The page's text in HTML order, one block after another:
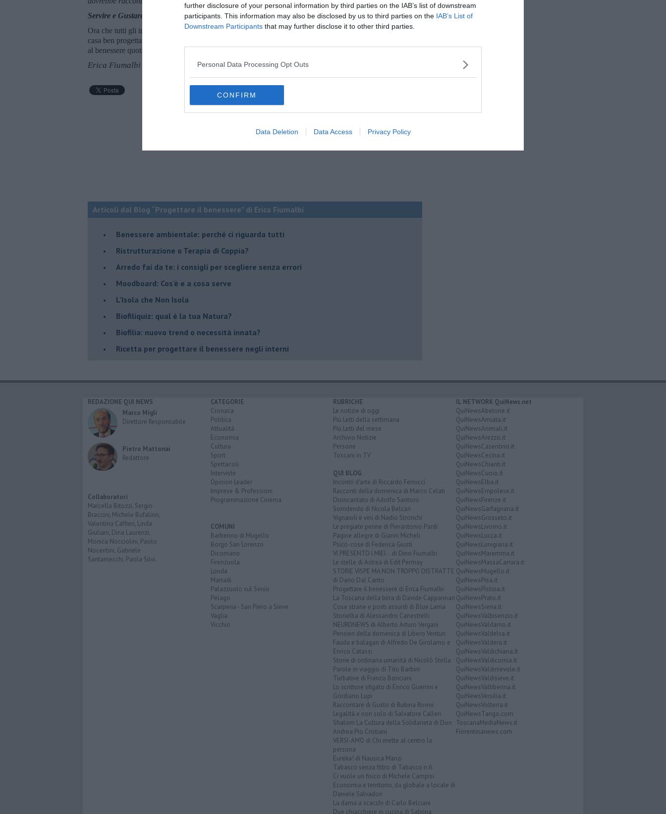
further disclosure of your personal information by third parties on the IAB’s list of downstream
participants. This information may also be disclosed by us to third parties on the IAB’s List of
Downstream Participants that may further disclose it to other third parties.
Personal Data Processing Opt Outs
CONFIRM
Data Deletion Data Access Privacy Policy
Servire e Gustare:
vivere la casa
Ora che tutti gli ingredienti sono stati aggiunti e miscelati con cura, è il momento di godersi il risultato. Una
casa ben progettata non è solo bella da vedere, ma anche funzionale e salutare. Ogni dettaglio contribuisce
al benessere quotidiano di chi la vive, creando un ambiente che nutre il corpo e la mente.
Erica Fiumalbi
Articoli dal Blog “Progettare il benessere” di Erica Fiumalbi
Benessere ambientale: perché ci riguarda tutti
Ristrutturazione o Terapia di Coppia?
​Arredo fai da te: i consigli per scegliere senza errori
Moodboard: Cos’è e a cosa serve
L’Isola che Non Isola
​Biofiliquiz: qual è la tua Natura?
​Biofilia: nuovo trend o necessità innata?
​Ricetta per progettare il benessere negli interni
REDAZIONE QUI NEWS
Marco Migli
Direttore Responsabile
Pietro Mattonai
Redattore
Collaboratori
Marcella Bitozzi, Sergio
Braccini, Michele Bufalino,
Valentina Caffieri, Linda
Giuliani, Dina Laurenzi,
Monica Nocciolini, Paolo
Nocentini, Gabriele
Santarnecchi, Paola Silvi.
CATEGORIE
Cronaca
Politica
Attualità
Economia
Cultura
Sport
Spettacoli
Interviste
Opinion Leader
Imprese & Professioni
Programmazione Cinema
COMUNI
Barberino di Mugello
Borgo San Lorenzo
Dicomano
Firenzuola
Londa
Marradi
Palazzuolo sul Senio
Pelago
Scarperia - San Piero a Sieve
Vaglia
Vicchio
RUBRICHE
Le notizie di oggi
Più Letti della settimana
Più Letti del mese
Archivio Notizie
Persone
Toscani in TV
QUI BLOG
Incontri d'arte di Riccardo Ferrucci
Racconti della domenica di Marco Celati
Disincantato di Adolfo Santoro
Sorridendo di Nicola Belcari
Vignaioli e vini di Nadio Stronchi
Le pregiate penne di Pierantonio Pardi
Pagine allegre di Gianni Micheli
Psico-cose di Federica Giusti
VI PRESENTO I MIEI... di Dino Fiumalbi
Le stelle di Astrea di Edit Permay
STORIE VISPE MA NON TROPPO DISTRATTE
di Dario Dal Canto
Progettare il benessere di Erica Fiumalbi
La Toscana della birra di Davide Cappannari
Cose strane e posti assurdi di Blue Lama
Storielba di Alessandro Canestrelli
NEURONEWS di Alberto Arturo Vergani
Pensieri della domenica di Libero Venturi
Fauda e balagan di Alfredo De Girolamo e
Enrico Catassi
Storie di ordinaria umanità di Nicolò Stella
Parole in viaggio di Tito Barbini
Turbative di Franco Bonciani
Lo scrittore sfigato di Enrico Guerrini e
Gordiano Lupi
Raccontare di Gusto di Rubina Rovini
Legalità e non solo di Salvatore Calleri
Shalom La Cultura della Solidarietà di Don
Andrea Pio Cristiani
VERSI-AMO di Chi mette al centro la
persona
Eureka! di Nausica Manzi
Tabasco senza filtro di Tabasco n.6
Ci vuole un fisico di Michele Campisi
Economia e territorio, da globale a locale di
Daniele Salvadori
La dama a scacchi di Carlo Belciani
Due chiacchiere in cucina di Sabrina
IL NETWORK QuiNews.net
QuiNewsAbetone.it
QuiNewsAmiata.it
QuiNewsAnimali.it
QuiNewsArezzo.it
QuiNewsCasentino.it
QuiNewsCecina.it
QuiNewsChianti.it
QuiNewsCuoio.it
QuiNewsElba.it
QuiNewsEmpolese.it
QuiNewsFirenze.it
QuiNewsGarfagnana.it
QuiNewsGrosseto.it
QuiNewsLivorno.it
QuiNewsLucca.it
QuiNewsLunigiana.it
QuiNewsMaremma.it
QuiNewsMassaCarrara.it
QuiNewsMugello.it
QuiNewsPisa.it
QuiNewsPistoia.it
QuiNewsPrato.it
QuiNewsSiena.it
QuiNewsValbisenzio.it
QuiNewsValdarno.it
QuiNewsValdelsa.it
QuiNewsValdera.it
QuiNewsValdichiana.it
QuiNewsValdicornia.it
QuiNewsValdinievole.it
QuiNewsValdisieve.it
QuiNewsValtiberina.it
QuiNewsVersilia.it
QuiNewsVolterra.it
QuiNewsTango.com
ToscanaMediaNews.it
Fiorentinanews.com